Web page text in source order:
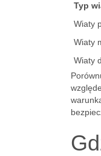
Typ
Wiaty
Wiaty
Wiaty